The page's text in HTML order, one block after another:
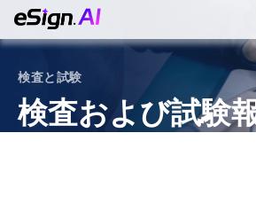
検査と試験
検査および試験